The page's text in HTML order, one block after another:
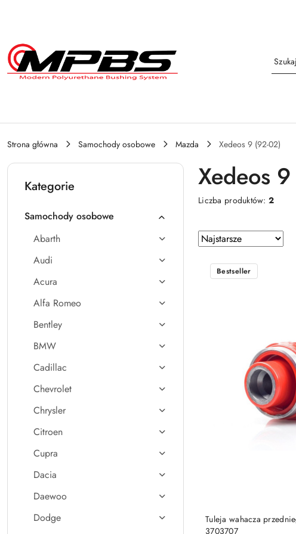
Przejdź do treści głównej
Przejdź do wyszukiwarki
Przejdź do moje konto
Przejdź do menu głównego
Przejdź do stopki
Strona główna Samochody osobowe Mazda Xedeos 9 (92-02)
Kategorie
Samochody osobowe
Abarth
Audi
Acura
Alfa Romeo
Bentley
BMW
Cadillac
Chevrolet
Chrysler
Citroen
Cupra
Dacia
Daewoo
Dodge
Xedeos
Liczba produktów:2
Zastosowano
sortowanie:
Najstarsze.
Sortuj
według
Tuleja wahacza
3703707
Bestseller
DO